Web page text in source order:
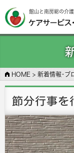
館山と南房総の介
HOME > 新着情報･ブ
節分行事を